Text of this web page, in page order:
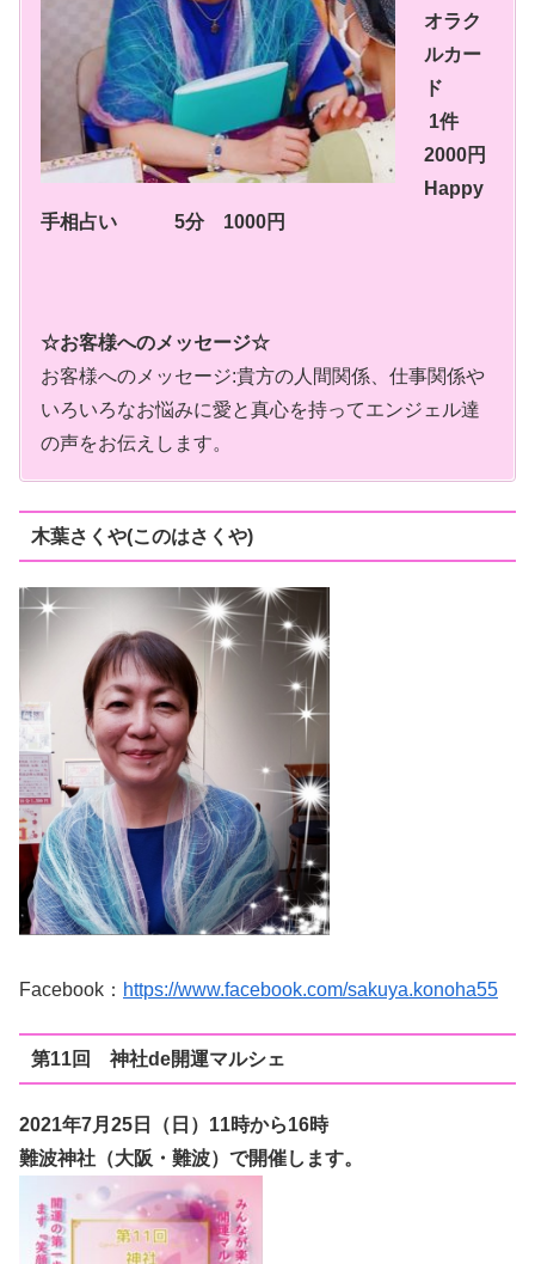
オラク
ルカー
ド
1件
2000円
Happy
手相占い 5分 1000円
☆お客様へのメッセージ☆
お客様へのメッセージ:貴方の人間関係、仕事関係や
いろいろなお悩みに愛と真心を持ってエンジェル達
の声をお伝えします。
木葉さくや(このはさくや)
Facebook： https://www.facebook.com/sakuya.konoha55
第11回 神社de開運マルシェ
2021年7月25日（日 ）11時から16時
難波神社（大阪・難波）で開催します。